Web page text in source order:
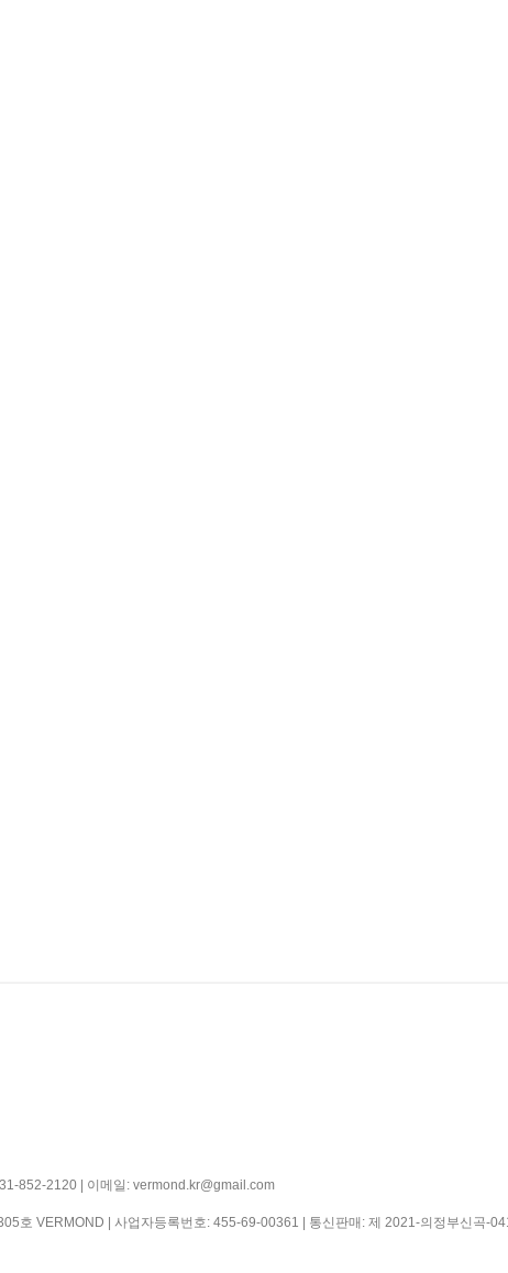
852-2120 | 이메일: vermond.kr@gmail.com
호 VERMOND | 사업자등록번호: 455-69-00361 | 통신판매: 제 2021-의정부신곡-